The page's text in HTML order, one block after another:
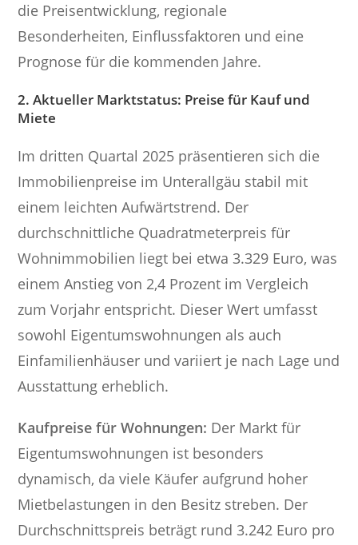
die Preisentwicklung, regionale
Besonderheiten, Einflussfaktoren und eine
Prognose für die kommenden Jahre.
2. Aktueller Marktstatus: Preise für Kauf und
Miete
Im dritten Quartal 2025 präsentieren sich die
Immobilienpreise im Unterallgäu stabil mit
einem leichten Aufwärtstrend. Der
durchschnittliche Quadratmeterpreis für
Wohnimmobilien liegt bei etwa 3.329 Euro, was
einem Anstieg von 2,4 Prozent im Vergleich
zum Vorjahr entspricht. Dieser Wert umfasst
sowohl Eigentumswohnungen als auch
Einfamilienhäuser und variiert je nach Lage und
Ausstattung erheblich.
Kaufpreise für Wohnungen: Der Markt für
Eigentumswohnungen ist besonders
dynamisch, da viele Käufer aufgrund hoher
Mietbelastungen in den Besitz streben. Der
Durchschnittspreis beträgt rund 3.242 Euro pro